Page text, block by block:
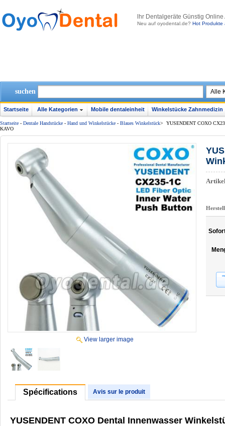
lhr Dentalgeräte Günstig
Neu auf oyodental.de? Hot Produkte
suchen
Startseite Alle Kategorien Mobile dentaleinheit Winkelstücke Zahnmedizin
Startseite - Dentale Handstücke - Hand und Winkelstücke - Blaues Winkelstück> YUSENDENT COXO
KAVO
View larger image
Spécifications Avis sur le produit
YUSENDENT COXO Dental Innenwasser